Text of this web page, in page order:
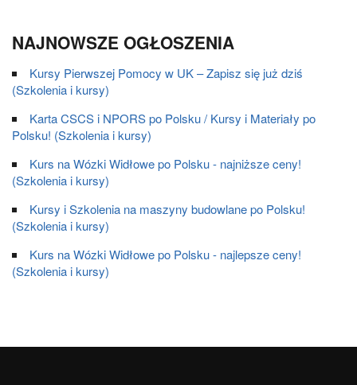
NAJNOWSZE OGŁOSZENIA
Kursy Pierwszej Pomocy w UK – Zapisz się już dziś
(Szkolenia i kursy)
Karta CSCS i NPORS po Polsku / Kursy i Materiały po
Polsku! (Szkolenia i kursy)
Kurs na Wózki Widłowe po Polsku - najniższe ceny!
(Szkolenia i kursy)
Kursy i Szkolenia na maszyny budowlane po Polsku!
(Szkolenia i kursy)
Kurs na Wózki Widłowe po Polsku - najlepsze ceny!
(Szkolenia i kursy)